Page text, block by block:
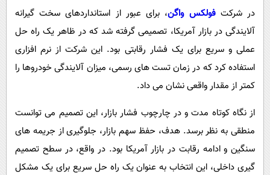
در شرکت فولکس واگن، برای عبور از استانداردهای سخت گیرانه
آلایندگی در بازار آمریکا، تصمیمی گرفته شد که در ظاهر یک راه حل
عملی و سریع برای یک فشار رقابتی بود. این شرکت از نرم افزاری
استفاده کرد که در زمان تست های رسمی، میزان آلایندگی خودروها را
کمتر از مقدار واقعی نشان می داد.
از نگاه کوتاه مدت و در چارچوب فشار بازار، این تصمیم می توانست
منطقی به نظر برسد. هدف، حفظ سهم بازار، جلوگیری از جریمه های
سنگین و ادامه رقابت در بازار آمریکا بود. در واقع، در سطح تصمیم
گیری داخلی، این انتخاب به عنوان یک راه حل سریع برای یک مشکل